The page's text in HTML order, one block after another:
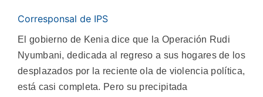
Corresponsal de IPS
El gobierno de Kenia dice que la Operación Rudi
Nyumbani, dedicada al regreso a sus hogares de los
desplazados por la reciente ola de violencia política,
está casi completa. Pero su precipitada